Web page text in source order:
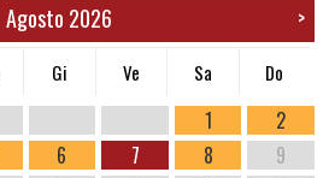
Agosto 2026 >
Gi Ve Sa Do
1
2
6 7 8
9